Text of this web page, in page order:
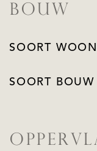
BOUW
SOORT
SOORT BOUW